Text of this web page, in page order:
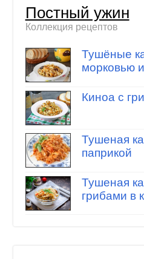
Постный ужин
Коллекция рецептов
Тушёные
морковью
Киноа с
Тушеная
паприкой
Тушеная
грибами в